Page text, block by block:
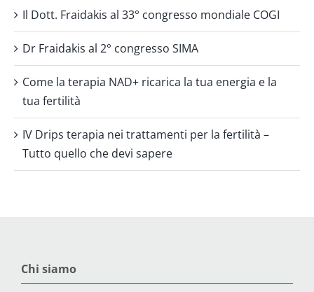
Il Dott. Fraidakis al 33° congresso mondiale COGI
Dr Fraidakis al 2° congresso SIMA
Come la terapia NAD+ ricarica la tua energia e la
tua fertilità
IV Drips terapia nei trattamenti per la fertilità –
Tutto quello che devi sapere
Chi siamo